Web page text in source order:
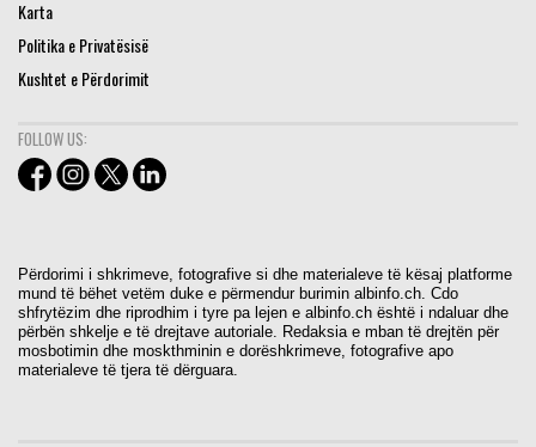
Karta
Politika e Privatësisë
Kushtet e Përdorimit
FOLLOW US:
Përdorimi i shkrimeve, fotografive si dhe materialeve të kësaj platforme
mund të bëhet vetëm duke e përmendur burimin albinfo.ch. Cdo
shfrytëzim dhe riprodhim i tyre pa lejen e albinfo.ch është i ndaluar dhe
përbën shkelje e të drejtave autoriale. Redaksia e mban të drejtën për
mosbotimin dhe moskthminin e dorëshkrimeve, fotografive apo
materialeve të tjera të dërguara.